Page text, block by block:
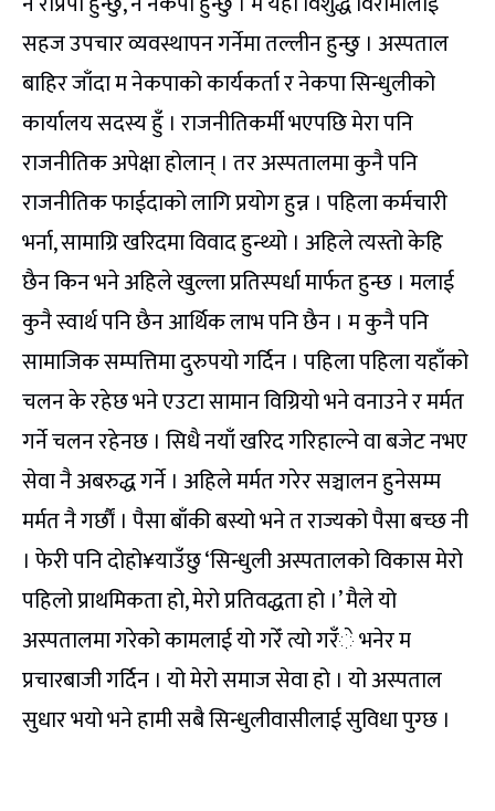
सहज उपचार व्यवस्थापन गर्नेमा तल्लीन हुन्छु । अस्पताल
बाहिर जाँदा म नेकपाको कार्यकर्ता र नेकपा सिन्धुलीको
कार्यालय सदस्य हुँ । राजनीतिकर्मी भएपछि मेरा पनि
राजनीतिक अपेक्षा होलान् । तर अस्पतालमा कुनै पनि
राजनीतिक फाईदाको लागि प्रयोग हुन्न । पहिला कर्मचारी
भर्ना, सामाग्रि खरिदमा विवाद हुन्थ्यो । अहिले त्यस्तो केहि
छैन किन भने अहिले खुल्ला प्रतिस्पर्धा मार्फत हुन्छ । मलाई
कुनै स्वार्थ पनि छैन आर्थिक लाभ पनि छैन । म कुनै पनि
सामाजिक सम्पत्तिमा दुरुपयो गर्दिन । पहिला पहिला यहाँको
चलन के रहेछ भने एउटा सामान विग्रियो भने वनाउने र मर्मत
गर्ने चलन रहेनछ । सिधै नयाँ खरिद गरिहाल्ने वा बजेट नभए
सेवा नै अबरुद्ध गर्ने । अहिले मर्मत गरेर सञ्चालन हुनेसम्म
मर्मत नै गर्छाैं । पैसा बाँकी बस्यो भने त राज्यको पैसा बच्छ नी
। फेरी पनि दोहो¥याउँछु ‘सिन्धुली अस्पतालको विकास मेरो
पहिलो प्राथमिकता हो, मेरो प्रतिवद्धता हो ।’ मैले यो
अस्पतालमा गरेको कामलाई यो गरेँ त्यो गरँे भनेर म
प्रचारबाजी गर्दिन । यो मेरो समाज सेवा हो । यो अस्पताल
सुधार भयो भने हामी सबै सिन्धुलीवासीलाई सुविधा पुग्छ ।